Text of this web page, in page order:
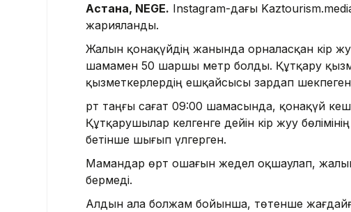
Астана, NEGE. Instagram-дағы
жарияланды.
Жалын қонақүйдің жанында орналасқан кір
шамамен 50 шаршы метр болды. Құтқару
қызметкерлердің ешқайсысы зардап
Өрт таңғы сағат 09:00 шамасында, қонақүй
Құтқарушылар келгенге дейін кір жуу
бетінше шығып үлгерген.
Мамандар өрт ошағын жедел оқшаулап,
бермеді.
Алдын ала болжам бойынша, төтенше